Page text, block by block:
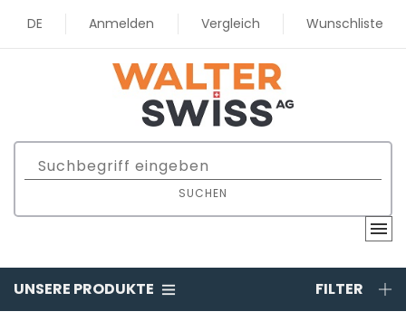
DE Anmelden Vergleich Wunschliste
SUCHEN
UNSERE PRODUKTE FILTER